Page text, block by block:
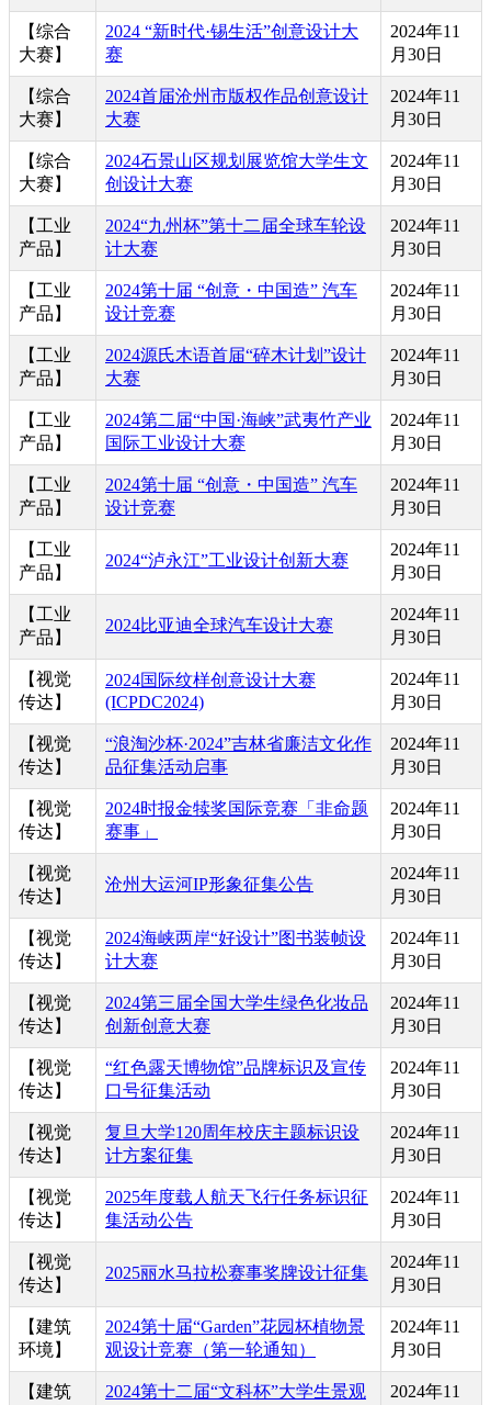
【综合
大赛】
2024 “新时代·锡生活”创意设计大
赛
2024年11
月30日
【综合
大赛】
2024首届沧州市版权作品创意设计
大赛
2024年11
月30日
【综合
大赛】
2024石景山区规划展览馆大学生文
创设计大赛
2024年11
月30日
【工业
产品】
2024“九州杯”第十二届全球车轮设
计大赛
2024年11
月30日
【工业
产品】
2024第十届 “创意・中国造” 汽车
设计竞赛
2024年11
月30日
【工业
产品】
2024源氏木语首届“碎木计划”设计
大赛
2024年11
月30日
【工业
产品】
2024第二届“中国·海峡”武夷竹产业
国际工业设计大赛
2024年11
月30日
【工业
产品】
2024第十届 “创意・中国造” 汽车
设计竞赛
2024年11
月30日
【工业
产品】
2024“泸永江”工业设计创新大赛
2024年11
月30日
【工业
产品】
2024比亚迪全球汽车设计大赛
2024年11
月30日
【视觉
传达】
2024国际纹样创意设计大赛
(ICPDC2024)
2024年11
月30日
【视觉
传达】
“浪淘沙杯·2024”吉林省廉洁文化作
品征集活动启事
2024年11
月30日
【视觉
传达】
2024时报金犊奖国际竞赛「非命题
赛事」
2024年11
月30日
【视觉
传达】
沧州大运河IP形象征集公告
2024年11
月30日
【视觉
传达】
2024海峡两岸“好设计”图书装帧设
计大赛
2024年11
月30日
【视觉
传达】
2024第三届全国大学生绿色化妆品
创新创意大赛
2024年11
月30日
【视觉
传达】
“红色露天博物馆”品牌标识及宣传
口号征集活动
2024年11
月30日
【视觉
传达】
复旦大学120周年校庆主题标识设
计方案征集
2024年11
月30日
【视觉
传达】
2025年度载人航天飞行任务标识征
集活动公告
2024年11
月30日
【视觉
传达】
2025丽水马拉松赛事奖牌设计征集
2024年11
月30日
【建筑
环境】
2024第十届“Garden”花园杯植物景
观设计竞赛（第一轮通知）
2024年11
月30日
【建筑
2024第十二届“文科杯”大学生景观
2024年11